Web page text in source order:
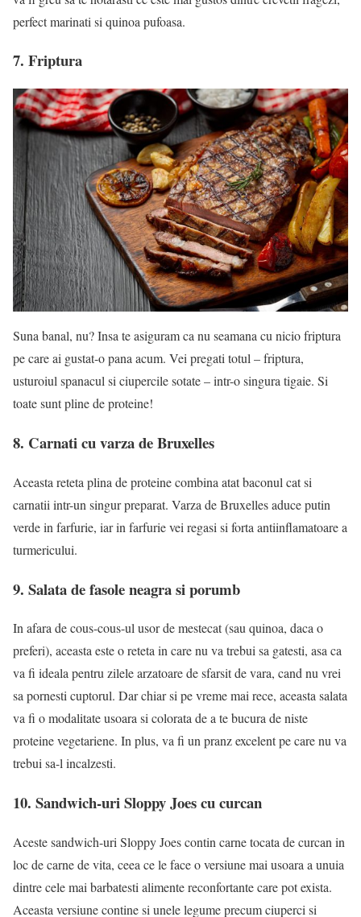
perfect marinati si quinoa pufoasa.
7. Friptura
Suna banal, nu? Insa te asiguram ca nu seamana cu nicio friptura
pe care ai gustat-o pana acum. Vei pregati totul – friptura,
usturoiul spanacul si ciupercile sotate – intr-o singura tigaie. Si
toate sunt pline de proteine!
8. Carnati cu varza de Bruxelles
Aceasta reteta plina de proteine combina atat baconul cat si
carnatii intr-un singur preparat. Varza de Bruxelles aduce putin
verde in farfurie, iar in farfurie vei regasi si forta antiinflamatoare a
turmericului.
9. Salata de fasole neagra si porumb
In afara de cous-cous-ul usor de mestecat (sau quinoa, daca o
preferi), aceasta este o reteta in care nu va trebui sa gatesti, asa ca
va fi ideala pentru zilele arzatoare de sfarsit de vara, cand nu vrei
sa pornesti cuptorul. Dar chiar si pe vreme mai rece, aceasta salata
va fi o modalitate usoara si colorata de a te bucura de niste
proteine vegetariene. In plus, va fi un pranz excelent pe care nu va
trebui sa-l incalzesti.
10. Sandwich-uri Sloppy Joes cu curcan
Aceste sandwich-uri Sloppy Joes contin carne tocata de curcan in
loc de carne de vita, ceea ce le face o versiune mai usoara a unuia
dintre cele mai barbatesti alimente reconfortante care pot exista.
Aceasta versiune contine si unele legume precum ciuperci si